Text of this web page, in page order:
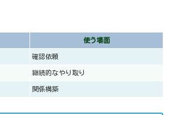
使う場面
確認依頼
継続的なやり取り
関係構築